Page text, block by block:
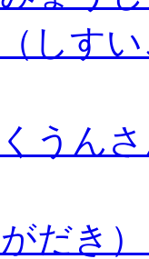
しす
うん
だき